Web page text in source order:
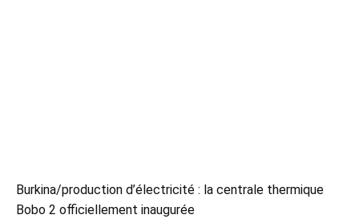
Burkina/production d’électricité : la centrale thermique
Bobo 2 officiellement inaugurée